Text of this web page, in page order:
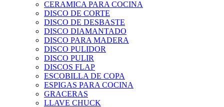
CERAMICA PARA COCINA
DISCO DE CORTE
DISCO DE DESBASTE
DISCO DIAMANTADO
DISCO PARA MADERA
DISCO PULIDOR
DISCO PULIR
DISCOS FLAP
ESCOBILLA DE COPA
ESPIGAS PARA COCINA
GRACERAS
LLAVE CHUCK